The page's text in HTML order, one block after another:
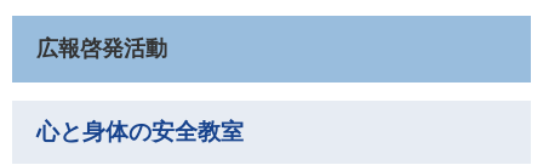
広報啓発活動
心と身体の安全教室